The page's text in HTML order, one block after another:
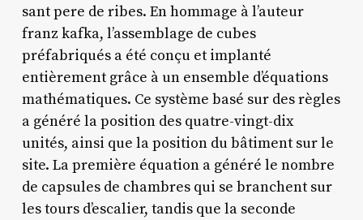
sant pere de ribes. En hommage à l’auteur
franz kafka, l’assemblage de cubes
préfabriqués a été conçu et implanté
entièrement grâce à un ensemble d’équations
mathématiques. Ce système basé sur des règles
a généré la position des quatre-vingt-dix
unités, ainsi que la position du bâtiment sur le
site. La première équation a généré le nombre
de capsules de chambres qui se branchent sur
les tours d’escalier, tandis que la seconde